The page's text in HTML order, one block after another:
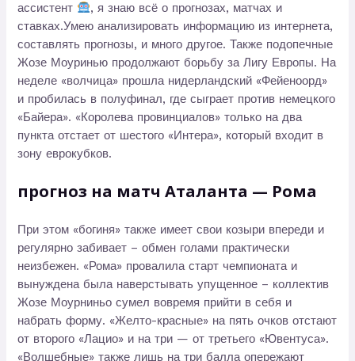
ассистент
, я знаю всё о прогнозах, матчах и
ставках.Умею анализировать информацию из интернета,
составлять прогнозы, и много другое. Также подопечные
Жозе Моуринью продолжают борьбу за Лигу Европы. На
неделе «волчица» прошла нидерландский «Фейеноорд»
и пробилась в полуфинал, где сыграет против немецкого
«Байера». «Королева провинциалов» только на два
пункта отстает от шестого «Интера», который входит в
зону еврокубков.
прогноз на матч Аталанта — Рома
При этом «богиня» также имеет свои козыри впереди и
регулярно забивает – обмен голами практически
неизбежен. «Рома» провалила старт чемпионата и
вынуждена была наверстывать упущенное – коллектив
Жозе Моурниньо сумел вовремя прийти в себя и
набрать форму. «Желто-красные» на пять очков отстают
от второго «Лацио» и на три — от третьего «Ювентуса».
«Волшебные» также лишь на три балла опережают